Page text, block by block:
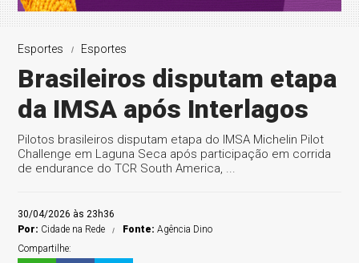
Esportes Esportes
Brasileiros disputam etapa
da IMSA após Interlagos
Pilotos brasileiros disputam etapa do IMSA Michelin Pilot
Challenge em Laguna Seca após participação em corrida
de endurance do TCR South America, ...
30/04/2026 às 23h36
Por: Cidade na Rede Fonte:Agência Dino
Compartilhe: